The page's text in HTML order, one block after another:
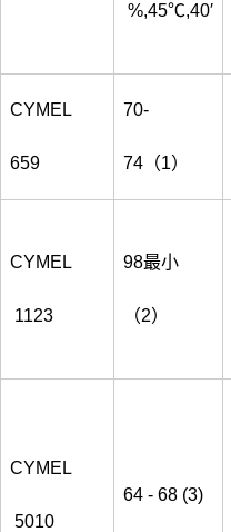
%,45℃,40′
CYMEL
659
70-
74（1）
CYMEL
1123
98最小
（2）
CYMEL
5010
64 - 68 (3)